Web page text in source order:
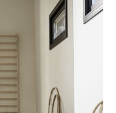
talokirja!
esite